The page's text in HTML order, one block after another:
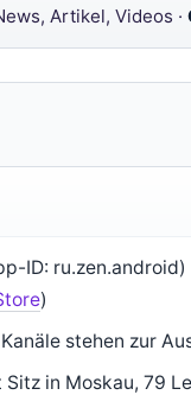
Artikel, Videos ·
ID:
)
stehen zur
in Moskau, 79